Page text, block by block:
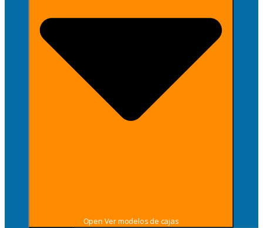
Open Ver modelos de cajas